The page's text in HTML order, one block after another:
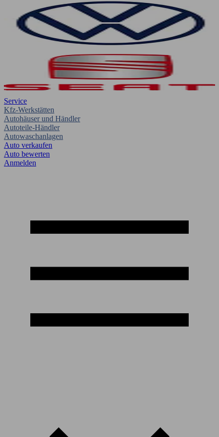
Service
Kfz-Werkstätten
Autohäuser und Händler
Autoteile-Händler
Autowaschanlagen
Auto verkaufen
Auto bewerten
Anmelden